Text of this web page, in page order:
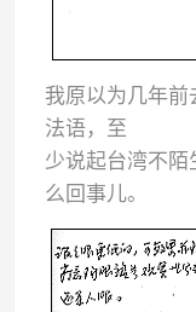
我原以为几年
法语，至
少说起台湾不
么回事儿。